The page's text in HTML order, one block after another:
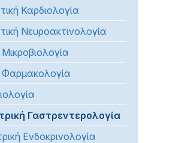
Καρδιολογία
Νευροακτινολογία
Μικροβιολογία
Φαρμακολογία
Γαστρεντερολογία
Ενδοκρινολογία